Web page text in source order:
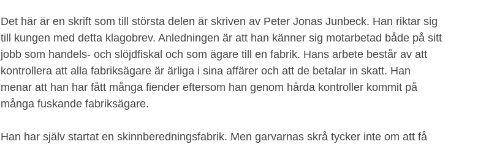
Det här är en skrift som till största delen är skriven av Peter Jonas Junbeck. Han riktar sig
till kungen med detta klagobrev. Anledningen är att han känner sig motarbetad både på sitt
jobb som handels- och slöjdfiskal och som ägare till en fabrik. Hans arbete består av att
kontrollera att alla fabriksägare är ärliga i sina affärer och att de betalar in skatt. Han
menar att han har fått många fiender eftersom han genom hårda kontroller kommit på
många fuskande fabriksägare.
Han har själv startat en skinnberedningsfabrik. Men garvarnas skrå tycker inte om att få